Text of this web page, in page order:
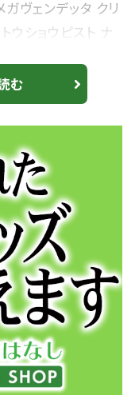
ガヴェンデッタ クリ
ウショウピスト ナ
フェリス マイネル
レッドアリオン
む